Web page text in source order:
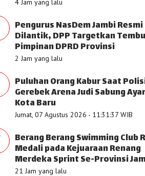
4 Jam yang lalu
Pengurus NasDem Jambi Resmi
Dilantik, DPP Targetkan
Pimpinan DPRD Provinsi
2 Jam yang lalu
Puluhan Orang Kabur Saat
Gerebek Arena Judi Sabung
Kota Baru
Jumat, 07 Agustus 2026 - 11:31:37 WIB
Berang Berang Swimming Club
Medali pada Kejuaraan Renang
Merdeka Sprint Se-Provinsi
21 Jam yang lalu